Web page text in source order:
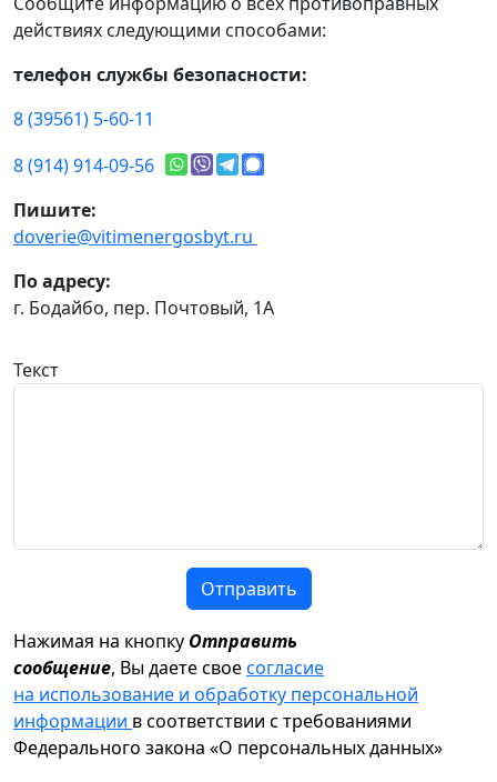
действиях следующими способами:
телефон службы безопасности:
8 (39561) 5-60-11
8 (914) 914-09-56
Пишите:
doverie@vitimenergosbyt.ru
По адресу:
г. Бодайбо, пер. Почтовый, 1А
Текст
Отправить
Нажимая на кнопку Отправить
сообщение, Вы даете своесогласие
на использование и обработку персональной
информации в соответствии с требованиями
Федерального закона «О персональных данных»